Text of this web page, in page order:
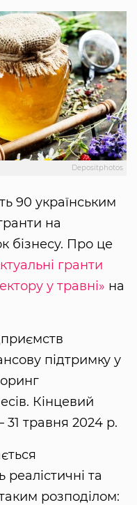
Depositphotos
90 українським
на
бізнесу. Про це
гранти
у травні» на
підтримку у
Кінцевий
травня 2024 р.
та
розподілом: